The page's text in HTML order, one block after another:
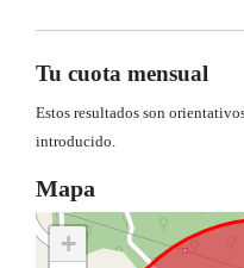
Tu cuota mensual
Estos resultados son
introducido.
Mapa
+